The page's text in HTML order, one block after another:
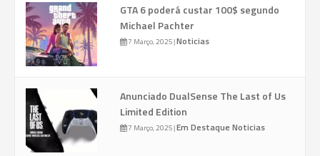
GTA 6 poderá custar 100$ segundo
Michael Pachter
7 Março, 2025|Noticias
Anunciado DualSense The Last of Us
Limited Edition
7 Março, 2025|Em Destaque Noticias